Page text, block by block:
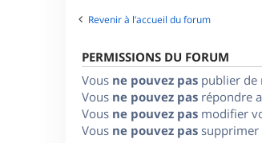
Revenir à l’accueil du forum
PERMISSIONS DU FORUM
Vous ne pouvez pas publier de
Vous ne pouvez pas répondre
Vous ne pouvez pas modifier
Vous ne pouvez pas supprimer